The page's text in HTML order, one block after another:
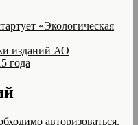
«Экологическая
изданий АО
года
авторизоваться.